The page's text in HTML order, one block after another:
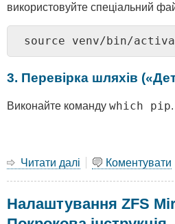
використовуйте спеціальний
source venv/bin/
3. Перевірка шляхів
Виконайте команду which pip
Читати далі про
на
FreeBSD
Коментувати
Налаштування ZFS